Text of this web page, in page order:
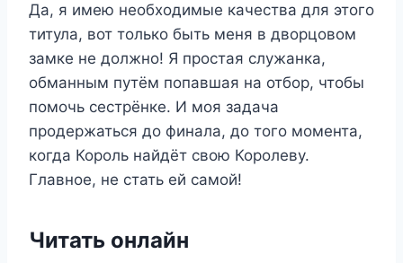
Да, я имею необходимые качества для этого
титула, вот только быть меня в дворцовом
замке не должно! Я простая служанка,
обманным путём попавшая на отбор, чтобы
помочь сестрёнке. И моя задача
продержаться до финала, до того момента,
когда Король найдёт свою Королеву.
Главное, не стать ей самой!
Читать онлайн